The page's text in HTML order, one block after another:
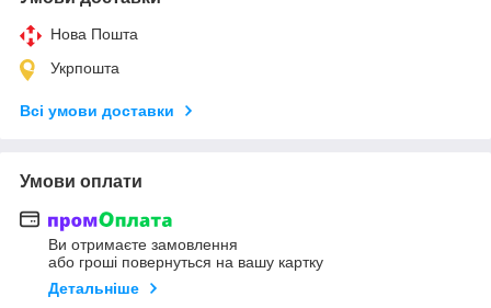
Нова Пошта
Укрпошта
Всі умови доставки
Умови оплати
Ви отримаєте замовлення
або гроші повернуться на вашу картку
Детальніше